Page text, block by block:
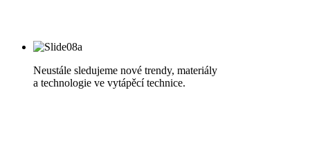
Neustále sledujeme nové trendy, materiály
a technologie ve vytápěcí technice.